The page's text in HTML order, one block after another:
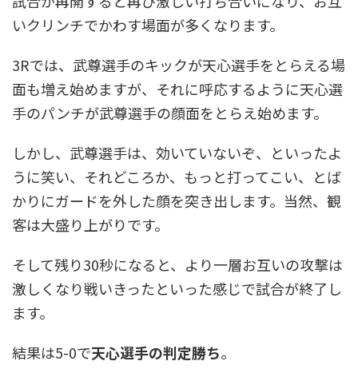
いクリンチでかわす場面が多くなります。
3Rでは、武尊選手のキックが天心選手をとらえる場
面も増え始めますが、それに呼応するように天心選
手のパンチが武尊選手の顔面をとらえ始めます。
しかし、武尊選手は、効いていないぞ、といったよ
うに笑い、それどころか、もっと打ってこい、とば
かりにガードを外した顔を突き出します。当然、観
客は大盛り上がりです。
そして残り30秒になると、より一層お互いの攻撃は
激しくなり戦いきったといった感じで試合が終了し
ます。
結果は5-0で天心選手の判定勝ち。